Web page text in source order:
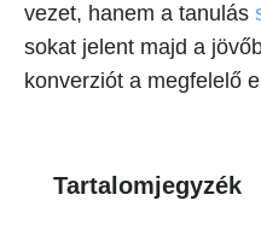
vezet, hanem a tanulás
sokat jelent majd a
konverziót a megfelelő
Tartalomjegyzék